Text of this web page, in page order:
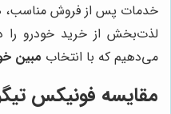
خدمات پس از فروش مناسب،
لذت‌بخش از خرید خودرو را
می‌دهیم که با انتخاب مبین
مقایسه فونیکس تیگو